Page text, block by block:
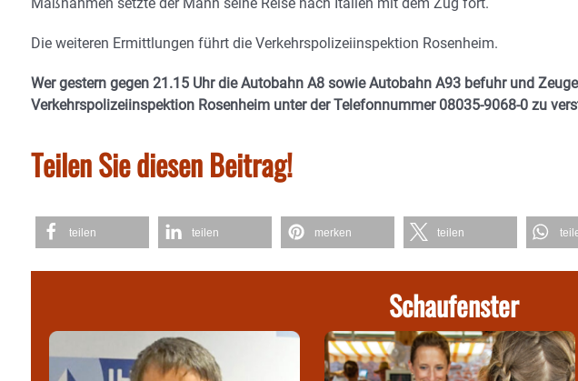
Die weiteren Ermittlungen führt die Verkehrspolizeiinspektion Rosenheim.
Wer gestern gegen 21.15 Uhr die Autobahn A8 sowie Autobahn A93 befuhr und
Verkehrspolizeiinspektion Rosenheim unter der Telefonnummer 08035-9068-0 zu
Teilen Sie diesen Beitrag!
teilen teilen merken teilen
Schaufenster